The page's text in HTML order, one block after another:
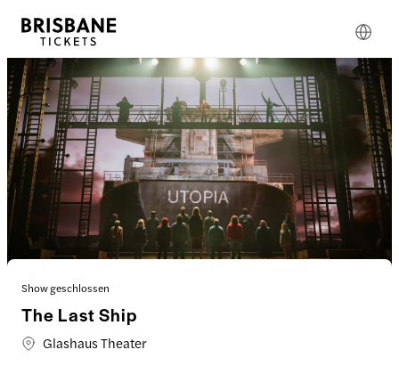
Show geschlossen
The Last Ship
Glashaus Theater